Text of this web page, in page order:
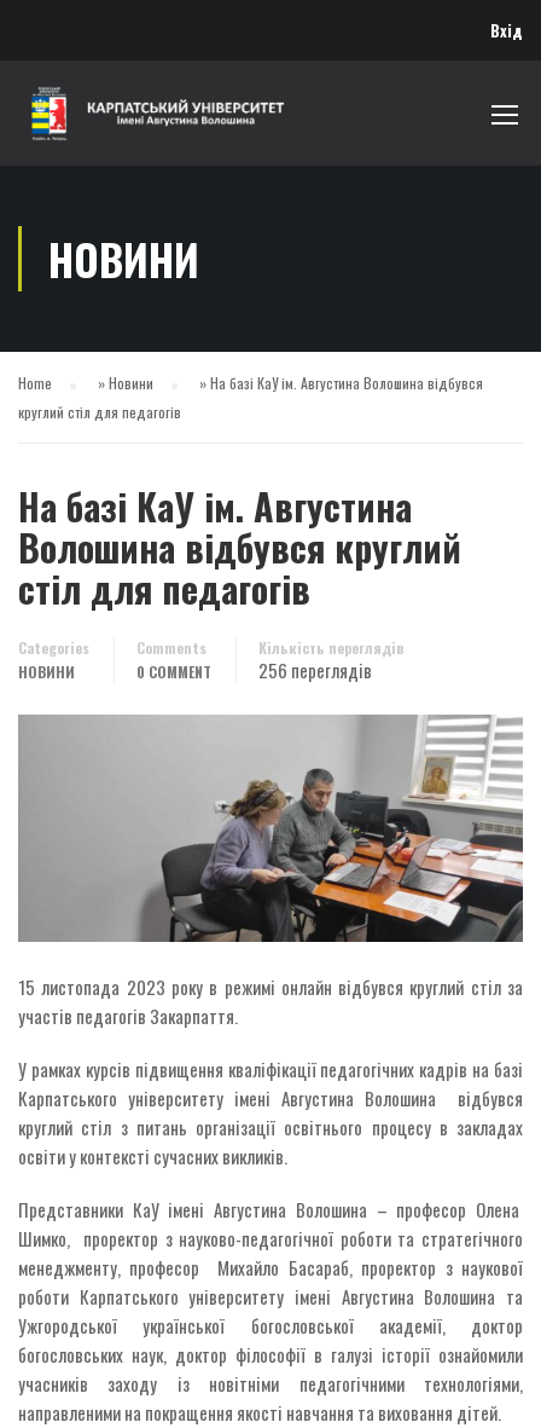
Вхід
НОВИНИ
Home »Новини »На базі КаУ ім. Августина Волошина відбувся
круглий стіл для педагогів
На базі КаУ ім. Августина
Волошина відбувся круглий
стіл для педагогів
Categories
НОВИНИ
Comments
0 COMMENT
Кількість переглядів
256 переглядів
15 листопада 2023 року в режимі онлайн відбувся круглий стіл за
участів педагогів Закарпаття.
У рамках курсів підвищення кваліфікації педагогічних кадрів на базі
Карпатського університету імені Августина Волошина відбувся
круглий стіл з питань організації освітнього процесу в закладах
освіти у контексті сучасних викликів.
Представники КаУ імені Августина Волошина – професор Олена
Шимко, проректор з науково-педагогічної роботи та стратегічного
менеджменту, професор Михайло Басараб, проректор з наукової
роботи Карпатського університету імені Августина Волошина та
Ужгородської української богословської академії, доктор
богословських наук, доктор філософії в галузі історії ознайомили
учасників заходу із новітніми педагогічними технологіями,
направленими на покращення якості навчання та виховання дітей.